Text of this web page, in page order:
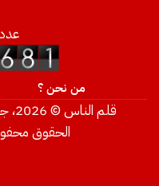
من نحن ؟
قلم
الحقوق